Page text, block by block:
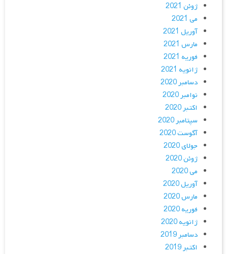
ژوئن 2021
می 2021
آوریل 2021
مارس 2021
فوریه 2021
ژانویه 2021
دسامبر 2020
نوامبر 2020
اکتبر 2020
سپتامبر 2020
آگوست 2020
جولای 2020
ژوئن 2020
می 2020
آوریل 2020
مارس 2020
فوریه 2020
ژانویه 2020
دسامبر 2019
اکتبر 2019